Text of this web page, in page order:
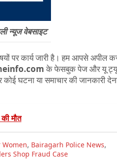
न्यूज वेबसाइट
पर कार्य जारी है। हम आपसे अपील
के फेसबुक पेज और यू
घटना या समाचार की जानकारी
मौत
, Bairagarh Police News,
Shop Fraud Case